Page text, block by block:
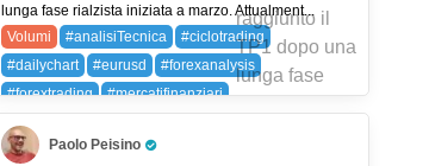
lunga fase rialzista iniziata a marzo. Attualment...
Volumi
#analisiTecnica
#ciclotrading
#dailychart
#eurusd
#forexanalysis
#forextrading
#mercatifinanziari
#moneygenerator
#traderlife
#tradingitalia
Paolo Peisino
Pro Trader